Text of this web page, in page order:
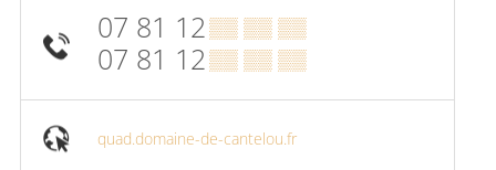
07 81 12▒▒ ▒▒ ▒▒
07 81 12▒▒ ▒▒ ▒▒
quad.domaine-de-cantelou.fr